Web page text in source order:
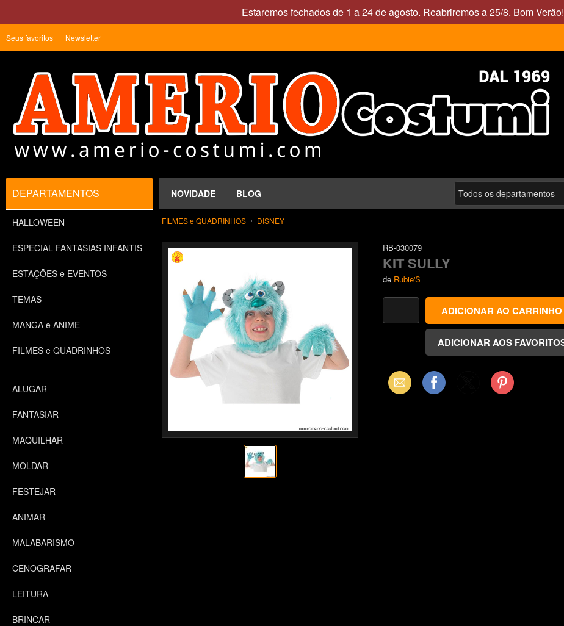
Estaremos fechados de 1 a 24 de agosto. Reabriremos a 25/8. Bom Verão!
Seus favoritos Newsletter
NOVIDADE BLOG
DEPARTAMENTOS
HALLOWEEN
ESPECIAL FANTASIAS INFANTIS
ESTAÇÕES e EVENTOS
TEMAS
MANGA e ANIME
FILMES e QUADRINHOS
ALUGAR
FANTASIAR
MAQUILHAR
MOLDAR
FESTEJAR
ANIMAR
MALABARISMO
CENOGRAFAR
LEITURA
BRINCAR
FILMES e QUADRINHOS DISNEY
RB-030079
KIT SULLY
de Rubie'S
Email Facebook Pinterest